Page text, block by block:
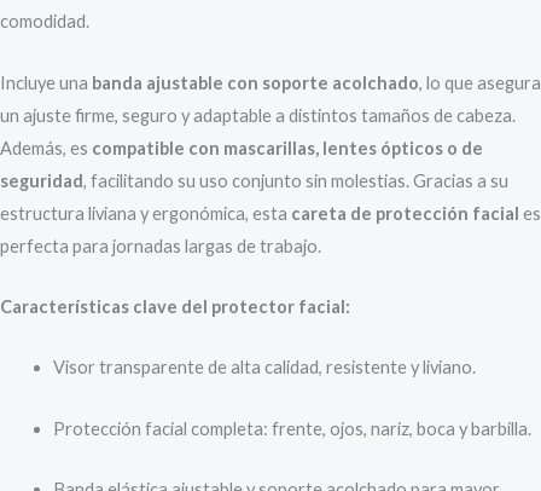
comodidad.
Incluye una banda ajustable con soporte acolchado, lo que asegura
un ajuste firme, seguro y adaptable a distintos tamaños de cabeza.
Además, es compatible con mascarillas, lentes ópticos o de
seguridad, facilitando su uso conjunto sin molestias. Gracias a su
estructura liviana y ergonómica, esta careta de protección facial es
perfecta para jornadas largas de trabajo.
Características clave del protector facial:
Visor transparente de alta calidad, resistente y liviano.
Protección facial completa: frente, ojos, nariz, boca y barbilla.